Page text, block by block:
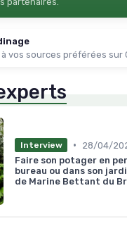
vos sources préférées sur
Interview •
28/04/
Faire son potager en
bureau ou dans son
de Marine Bettant du